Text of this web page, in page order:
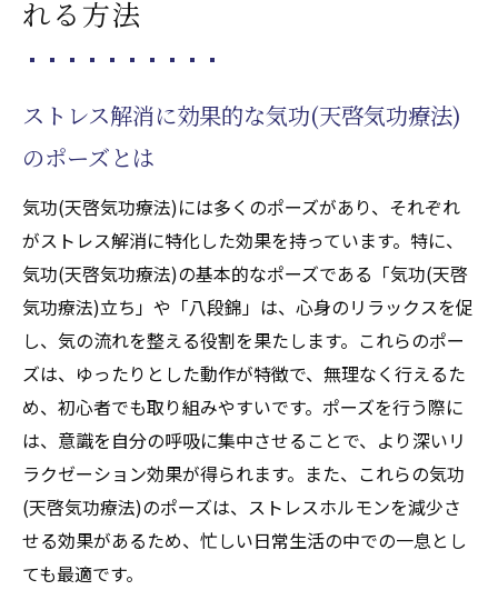
実践
れる方法
ストレス解消に効果的な気功(天啓気功療法)
のポーズとは
気功(天啓気功療法)には多くのポーズがあり、それぞれ
がストレス解消に特化した効果を持っています。特に、
気功(天啓気功療法)の基本的なポーズである「気功(天啓
気功療法)立ち」や「八段錦」は、心身のリラックスを促
し、気の流れを整える役割を果たします。これらのポー
ズは、ゆったりとした動作が特徴で、無理なく行えるた
め、初心者でも取り組みやすいです。ポーズを行う際に
は、意識を自分の呼吸に集中させることで、より深いリ
ラクゼーション効果が得られます。また、これらの気功
(天啓気功療法)のポーズは、ストレスホルモンを減少さ
せる効果があるため、忙しい日常生活の中での一息とし
ても最適です。